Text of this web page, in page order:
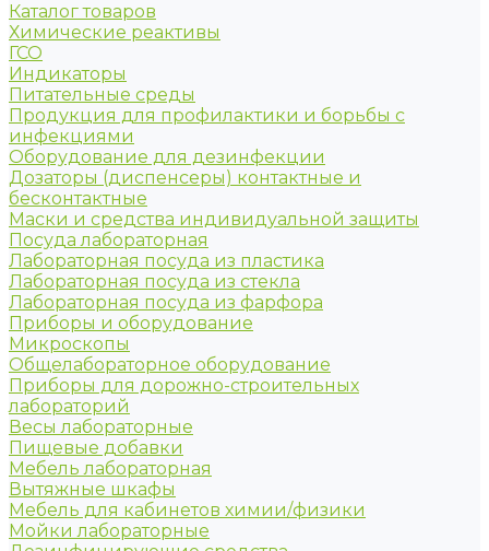
Каталог товаров
Химические реактивы
ГСО
Индикаторы
Питательные среды
Продукция для профилактики и борьбы с
инфекциями
Оборудование для дезинфекции
Дозаторы (диспенсеры) контактные и
бесконтактные
Маски и средства индивидуальной защиты
Посуда лабораторная
Лабораторная посуда из пластика
Лабораторная посуда из стекла
Лабораторная посуда из фарфора
Приборы и оборудование
Микроскопы
Общелабораторное оборудование
Приборы для дорожно-строительных
лабораторий
Весы лабораторные
Пищевые добавки
Мебель лабораторная
Вытяжные шкафы
Мебель для кабинетов химии/физики
Мойки лабораторные